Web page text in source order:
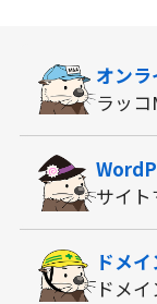
オン
ラッ
サイト
ドメ
ドメ